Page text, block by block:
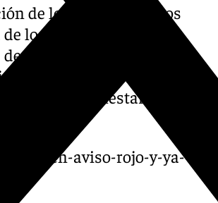
de los ayuntamientos
los malagueños
las agrupaciones de
prealertados para atender
el bienestar de los
en-aviso-rojo-y-ya-